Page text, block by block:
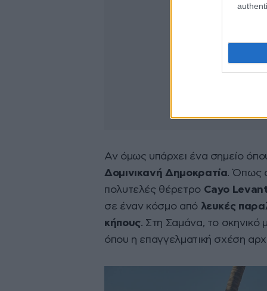
Αν όμως υπάρχει ένα σημείο
Δομινικανή Δημοκρατία. Όπως
πολυτελές θέρετροCayo
σε έναν κόσμο από λευκές
κήπους. Στη Σαμάνα, το σκηνικό
όπου η επαγγελματική σχέση